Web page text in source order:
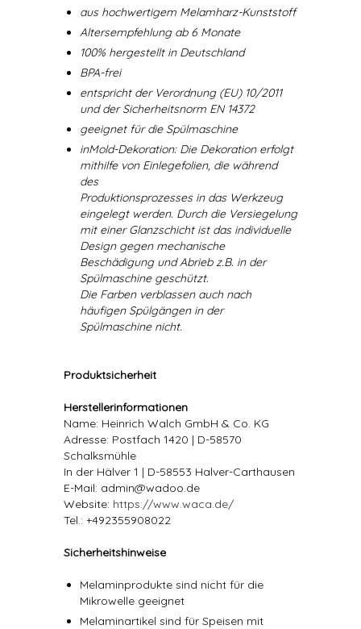
aus hochwertigem Melamharz-Kunststoff
Altersempfehlung ab 6 Monate
100% hergestellt in Deutschland
BPA-frei
entspricht der Verordnung (EU) 10/2011
und der Sicherheitsnorm EN 14372
geeignet für die Spülmaschine
inMold-Dekoration: Die Dekoration erfolgt
mithilfe von Einlegefolien, die während
des
Produktionsprozesses in das Werkzeug
eingelegt werden. Durch die Versiegelung
mit einer Glanzschicht ist das individuelle
Design gegen mechanische
Beschädigung und Abrieb z.B. in der
Spülmaschine geschützt.
Die Farben verblassen auch nach
häufigen Spülgängen in der
Spülmaschine nicht.
Produktsicherheit
Herstellerinformationen
Name: Heinrich Walch GmbH & Co. KG
Adresse: Postfach 1420 | D-58570
Schalksmühle
In der Hälver 1 | D-58553 Halver-Carthausen
E-Mail: admin@wadoo.de
Website: https://www.waca.de/
Tel.: +492355908022
Sicherheitshinweise
Melaminprodukte sind nicht für die
Mikrowelle geeignet
Melaminartikel sind für Speisen mit